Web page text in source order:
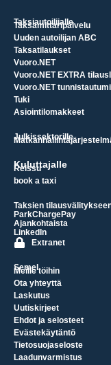
Taksiautoilijalle
Taksamittaripalvelu
Uuden autoilijan ABC
Taksatilaukset
Vuoro.NET
Vuoro.NET EXTRA
Vuoro.NET
Tuki
Asiointilomakkeet
Julkissektorille
Kuluttajalle
Reissu
book a taxi
Taksien
ParkChargePay
Ajankohtaista
LinkedIn
Extranet
Semel
Meille töihin
Ota yhteyttä
Laskutus
Uutiskirjeet
Ehdot ja selosteet
Evästekäytäntö
Tietosuojaseloste
Laadunvarmistus